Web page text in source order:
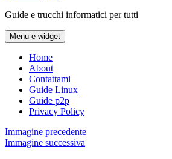
Guide e trucchi informatici per tutti
Menu e widget
Home
About
Contattami
Guide Linux
Guide p2p
Privacy Policy
Immagine precedente
Immagine successiva